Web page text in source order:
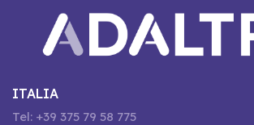
ITALIA
Tel: +39 375 79 58 775